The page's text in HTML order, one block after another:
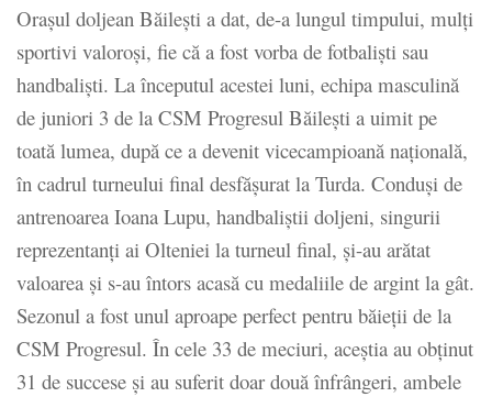
Orașul doljean Băilești a dat, de-a lungul timpului, mulți
sportivi valoroși, fie că a fost vorba de fotbaliști sau
handbaliști. La începutul acestei luni, echipa masculină
de juniori 3 de la CSM Progresul Băilești a uimit pe
toată lumea, după ce a devenit vicecampioană națională,
în cadrul turneului final desfășurat la Turda. Conduși de
antrenoarea Ioana Lupu, handbaliștii doljeni, singurii
reprezentanți ai Olteniei la turneul final, și-au arătat
valoarea și s-au întors acasă cu medaliile de argint la gât.
Sezonul a fost unul aproape perfect pentru băieții de la
CSM Progresul. În cele 33 de meciuri, aceștia au obținut
31 de succese și au suferit doar două înfrângeri, ambele